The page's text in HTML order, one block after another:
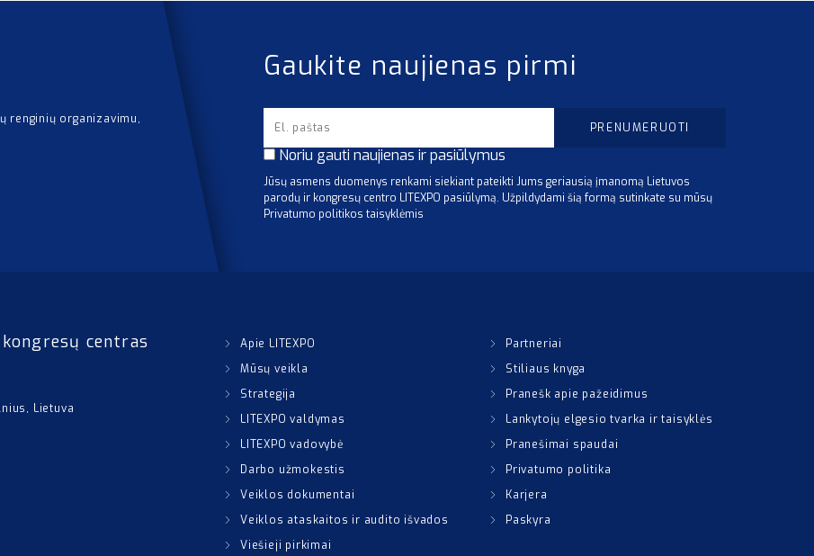
renginių organizavimu,
Gaukite naujienas pirmi
Noriu gauti naujienas ir pasiūlymus
Jūsų asmens duomenys renkami siekiant pateikti Jums geriausią įmanomą Lietuvos
parodų ir kongresų centro LITEXPO pasiūlymą. Užpildydami šią formą sutinkate su mūsų
Privatumo politikos taisyklėmis
centras
Lietuva
Apie LITEXPO
Mūsų veikla
Strategija
LITEXPO valdymas
LITEXPO vadovybė
Darbo užmokestis
Veiklos dokumentai
Veiklos ataskaitos ir audito išvados
Viešieji pirkimai
Partneriai
Stiliaus knyga
Pranešk apie pažeidimus
Lankytojų elgesio tvarka ir taisyklės
Pranešimai spaudai
Privatumo politika
Karjera
Paskyra